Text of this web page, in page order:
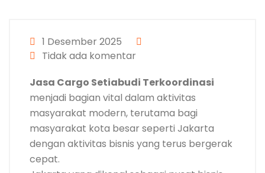
1 Desember 2025
Tidak ada komentar
Jasa Cargo Setiabudi Terkoordinasi
menjadi bagian vital dalam aktivitas
masyarakat modern, terutama bagi
masyarakat kota besar seperti Jakarta
dengan aktivitas bisnis yang terus bergerak
cepat.